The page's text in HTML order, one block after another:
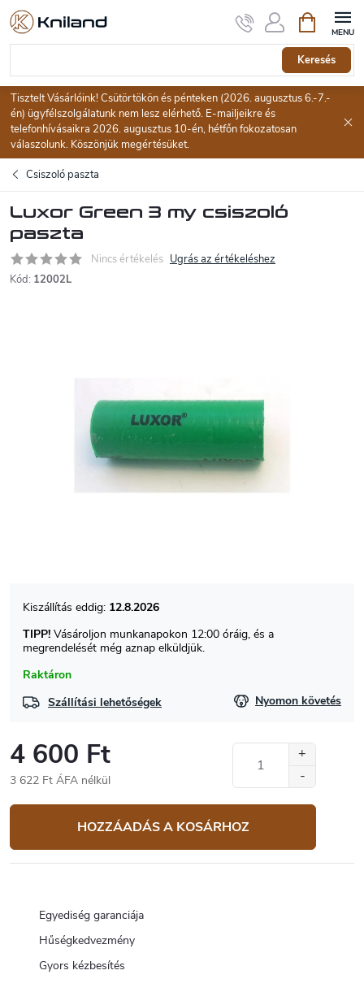
Ugrás
tartalomhoz
Keresés
Tisztelt Vásárlóink! Csütörtökön és pénteken (2026. augusztus 6.-7.-
én) ügyfélszolgálatunk nem lesz elérhető. E-mailjeikre és
telefonhívásaikra 2026. augusztus 10-én, hétfőn fokozatosan
válaszolunk. Köszönjük megértésüket.
Csiszoló paszta
Luxor Green 3 my csiszoló
paszta
Nincs értékelés Ugrás az értékeléshez
Kód: 12002L
Raktáron
12.8.2026
TIPP! Vásároljon munkanapokon 12:00 óráig, és a
megrendelését még aznap elküldjük.
Szállítási lehetőségek Nyomon követés
4 600 Ft
3 622 Ft ÁFA nélkül
HOZZÁADÁS A KOSÁRHOZ
Egyediség garanciája
Hűségkedvezmény
Gyors kézbesítés